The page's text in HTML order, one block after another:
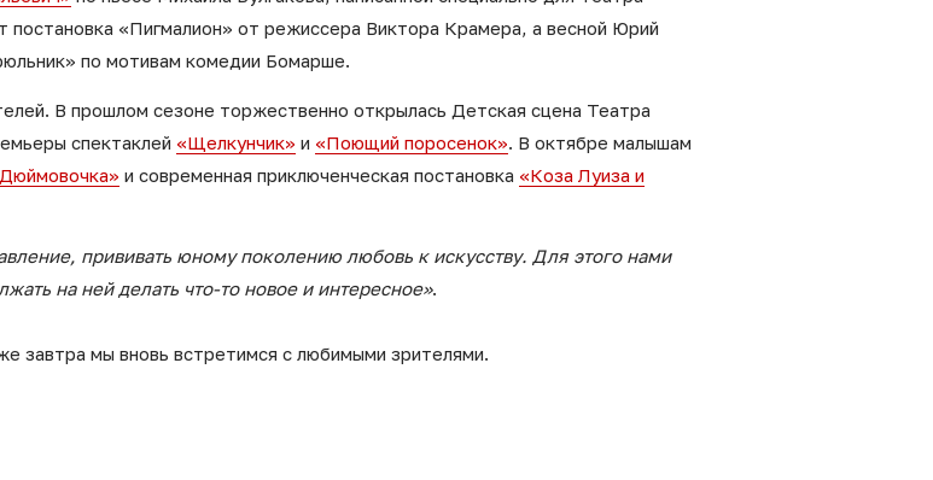
«Пигмалион» от режиссера Виктора Крамера, а весной Юрий
по мотивам комедии Бомарше.
В прошлом сезоне торжественно открылась Детская сцена Театра
спектаклей «Щелкунчик» и «Поющий поросенок». В октябре малышам
и современная приключенческая постановка «Коза Луиза и
прививать юному поколению любовь к искусству. Для этого нами
на ней делать что-то новое и интересное».
завтра мы вновь встретимся с любимыми зрителями.